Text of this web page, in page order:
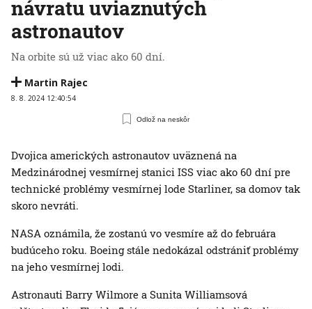
návratu uviaznutých
astronautov
Na orbite sú už viac ako 60 dní.
Martin Rajec
8. 8. 2024 12:40:54
Odlož na neskôr
Dvojica amerických astronautov uväznená na
Medzinárodnej vesmírnej stanici ISS viac ako 60 dní pre
technické problémy vesmírnej lode Starliner, sa domov tak
skoro nevráti.
NASA oznámila, že zostanú vo vesmíre až do februára
budúceho roku. Boeing stále nedokázal odstrániť problémy
na jeho vesmírnej lodi.
Astronauti Barry Wilmore a Sunita Williamsová